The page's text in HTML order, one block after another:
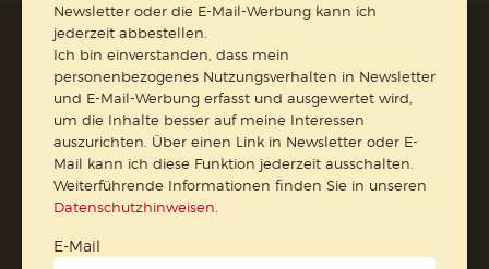
AGB und Widerrufsbelehrung
Barrierefreiheit
Impressum
Vertrag widerrufen
Abo online kündigen
Newsletter oder die E-Mail-Werbung kann ich
jederzeit abbestellen.
Ich bin einverstanden, dass mein
personenbezogenes Nutzungsverhalten in Newsletter
und E-Mail-Werbung erfasst und ausgewertet wird,
um die Inhalte besser auf meine Interessen
auszurichten. Über einen Link in Newsletter oder E-
Mail kann ich diese Funktion jederzeit ausschalten.
Weiterführende Informationen finden Sie in unseren
Datenschutzhinweisen
E-Mail